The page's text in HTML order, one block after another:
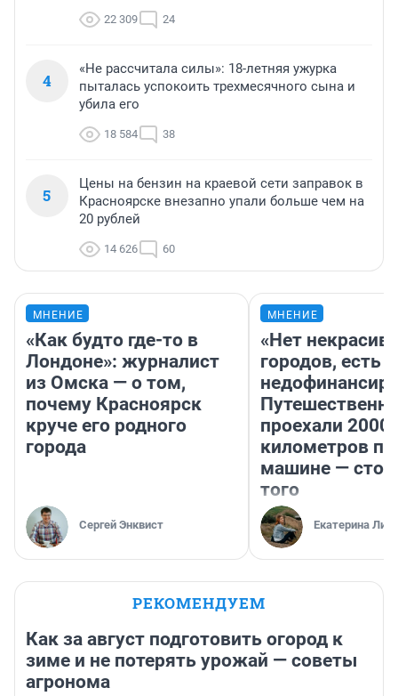
22 309 24
4
«Не рассчитала силы»: 18-летняя ужурка
пыталась успокоить трехмесячного сына и
убила его
18 584 38
5
Цены на бензин на краевой сети заправок в
Красноярске внезапно упали больше чем на
20 рублей
14 626 60
МНЕНИЕ
«Как будто где-то в
Лондоне»: журналист
из Омска — о том,
почему Красноярск
круче его родного
города
Сергей Энквист
МНЕНИЕ
«Нет
городов, есть
проехали 2000
километров по
машине —
того
Екатерина
РЕКОМЕНДУЕМ
Как за август подготовить огород к
зиме и не потерять урожай — советы
агронома